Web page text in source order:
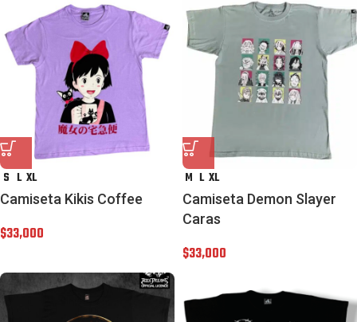
S L XL
Camiseta Kikis Coffee
$33,000
M L XL
Camiseta Demon Slayer
Caras
$33,000